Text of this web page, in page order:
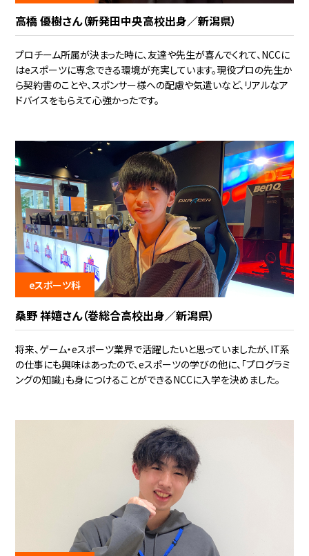
高橋 優樹さん（新発田中央高校出身／新潟県）
プロチーム所属が決まった時に、友達や先生が喜んでくれて、NCCに
はeスポーツに専念できる環境が充実しています。現役プロの先生か
ら契約書のことや、スポンサー様への配慮や気遣いなど、リアルなア
ドバイスをもらえて心強かったです。
eスポーツ科
桑野 祥嬉さん（巻総合高校出身／新潟県）
将来、ゲーム・eスポーツ業界で活躍したいと思っていましたが、IT系
の仕事にも興味はあったので、eスポーツの学びの他に、「プログラミ
ングの知識」も身につけることができるNCCに入学を決めました。